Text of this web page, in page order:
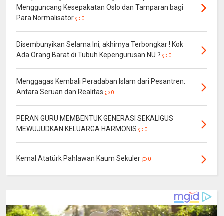
Mengguncang Kesepakatan Oslo dan Tamparan bagi
Para Normalisator
0
Disembunyikan Selama Ini, akhirnya Terbongkar ! Kok
Ada Orang Barat di Tubuh Kepengurusan NU ?
0
Menggagas Kembali Peradaban Islam dari Pesantren:
Antara Seruan dan Realitas
0
PERAN GURU MEMBENTUK GENERASI SEKALIGUS
MEWUJUDKAN KELUARGA HARMONIS
0
Kemal Atatürk Pahlawan Kaum Sekuler 0